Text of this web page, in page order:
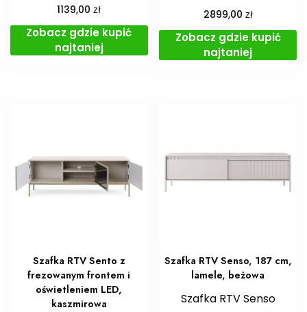
1139,00zł
Zobacz gdzie kupić
najtaniej
2899,00 zł
Zobacz gdzie kupić
najtaniej
Szafka RTV Sento z
frezowanym frontem i
oświetleniem LED,
kaszmirowa
Szafka RTV Senso, 187 cm,
lamele, beżowa
Szafka RTV Senso